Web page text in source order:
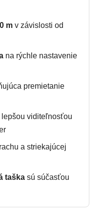
m v závislosti od
na rýchle nastavenie
premietanie
lepšou viditeľnosťou
a striekajúcej
taška sú súčasťou